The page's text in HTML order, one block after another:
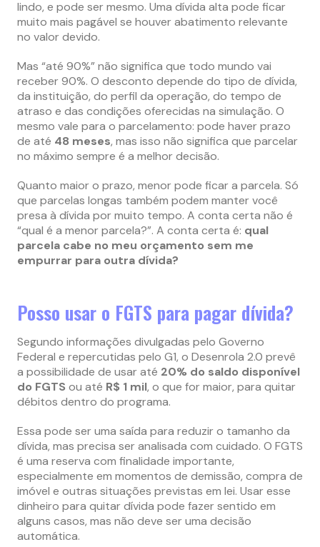
lindo, e pode ser mesmo. Uma dívida alta pode ficar
muito mais pagável se houver abatimento relevante
no valor devido.
Mas “até 90%” não significa que todo mundo vai
receber 90%. O desconto depende do tipo de dívida,
da instituição, do perfil da operação, do tempo de
atraso e das condições oferecidas na simulação. O
mesmo vale para o parcelamento: pode haver prazo
de até 48 meses, mas isso não significa que parcelar
no máximo sempre é a melhor decisão.
Quanto maior o prazo, menor pode ficar a parcela. Só
que parcelas longas também podem manter você
presa à dívida por muito tempo. A conta certa não é
“qual é a menor parcela?”. A conta certa é: qual
parcela cabe no meu orçamento sem me
empurrar para outra dívida?
Posso usar o FGTS para pagar dívida?
Segundo informações divulgadas pelo Governo
Federal e repercutidas pelo G1, o Desenrola 2.0 prevê
a possibilidade de usar até 20% do saldo disponível
do FGTS ou até R$ 1 mil, o que for maior, para quitar
débitos dentro do programa.
Essa pode ser uma saída para reduzir o tamanho da
dívida, mas precisa ser analisada com cuidado. O FGTS
é uma reserva com finalidade importante,
especialmente em momentos de demissão, compra de
imóvel e outras situações previstas em lei. Usar esse
dinheiro para quitar dívida pode fazer sentido em
alguns casos, mas não deve ser uma decisão
automática.